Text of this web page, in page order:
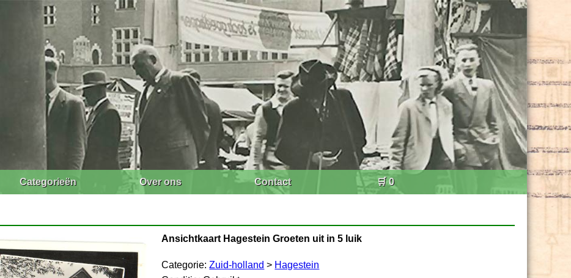
Categorieën Over ons Contact 🛒 0
Ansichtkaart Hagestein Groeten uit in 5 luik
Categorie:Zuid-holland > Hagestein